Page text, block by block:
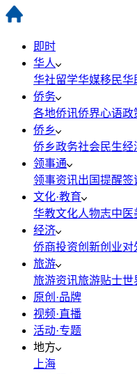
即时
华人
华社留学华媒移民华
侨务
各地侨讯侨界心语政
侨乡
侨乡政务社会民生经
领事通
领事资讯出国提醒签
文化·教育
华教文化人物志中医
经济
侨商投资创新创业对
旅游
旅游资讯旅游贴士世
原创·品牌
视频·直播
活动·专题
地方
上海